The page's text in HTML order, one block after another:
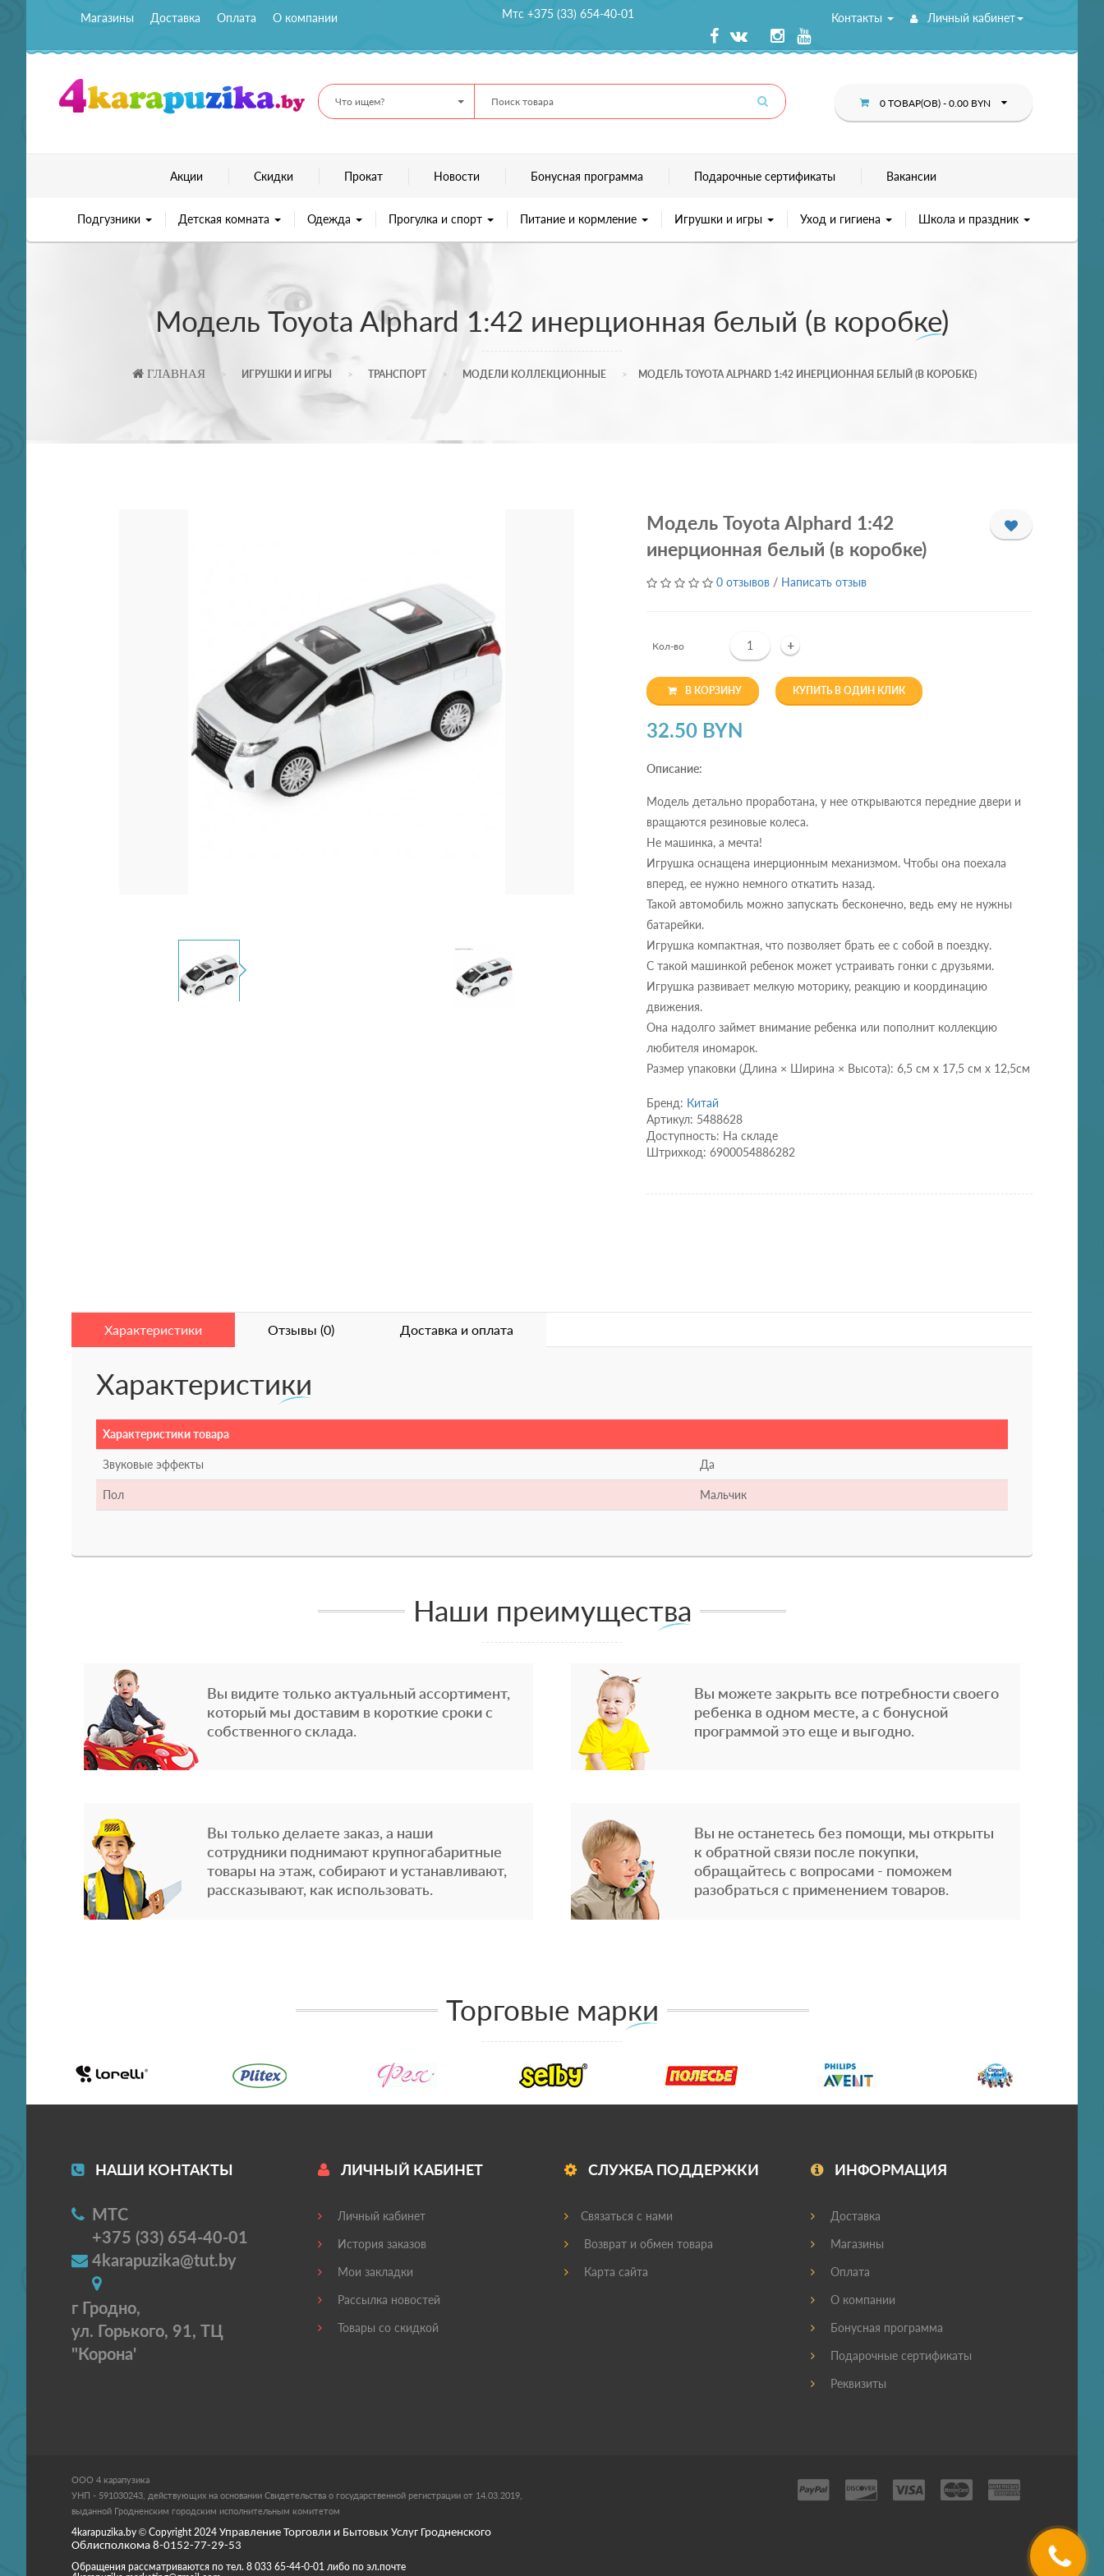
Магазины Доставка Оплата О компании Мтс +375 (33) 654-40-01 Контакты Личный кабинет
Что ищем? 0 ТОВАР(ОВ) - 0.00 BYN
Акции Скидки Прокат Новости Бонусная программа Подарочные сертификаты Вакансии
Подгузники Детская комната Одежда Прогулка и спорт Питание и кормление Игрушки и игры Уход и гигиена Школа и праздник
Модель Toyota Alphard 1:42 инерционная белый (в коробке)
ГЛАВНАЯ ИГРУШКИ И ИГРЫ ТРАНСПОРТ МОДЕЛИ КОЛЛЕКЦИОННЫЕ МОДЕЛЬ TOYOTA ALPHARD 1:42 ИНЕРЦИОННАЯ БЕЛЫЙ (В КОРОБКЕ)
Модель Toyota Alphard 1:42
инерционная белый (в коробке)
0 отзывов / Написать отзыв
Кол-во +
В КОРЗИНУ КУПИТЬ В ОДИН КЛИК
32.50 BYN
Описание:
Модель детально проработана, у нее открываются передние двери и
вращаются резиновые колеса.
Не машинка, а мечта!
Игрушка оснащена инерционным механизмом. Чтобы она поехала
вперед, ее нужно немного откатить назад.
Такой автомобиль можно запускать бесконечно, ведь ему не нужны
батарейки.
Игрушка компактная, что позволяет брать ее с собой в поездку.
С такой машинкой ребенок может устраивать гонки с друзьями.
Игрушка развивает мелкую моторику, реакцию и координацию
движения.
Она надолго займет внимание ребенка или пополнит коллекцию
любителя иномарок.
Размер упаковки (Длина × Ширина × Высота): 6,5 см х 17,5 см х 12,5см
Бренд: Китай
Артикул: 5488628
Доступность: На складе
Штрихкод: 6900054886282
Характеристики Отзывы (0) Доставка и оплата
Характеристики
Характеристики товара
Звуковые эффекты Да
Пол Мальчик
Наши преимущества
Вы видите только актуальный ассортимент,
который мы доставим в короткие сроки с
собственного склада.
Вы можете закрыть все потребности своего
ребенка в одном месте, а с бонусной
программой это еще и выгодно.
Вы только делаете заказ, а наши
сотрудники поднимают крупногабаритные
товары на этаж, собирают и устанавливают,
рассказывают, как использовать.
Вы не останетесь без помощи, мы открыты
к обратной связи после покупки,
обращайтесь с вопросами - поможем
разобраться с применением товаров.
Торговые марки
НАШИ КОНТАКТЫ
МТС
+375 (33) 654-40-01
4karapuzika@tut.by
г Гродно,
ул. Горького, 91, ТЦ
"Корона'
ЛИЧНЫЙ КАБИНЕТ
Личный кабинет
История заказов
Мои закладки
Рассылка новостей
Товары со скидкой
СЛУЖБА ПОДДЕРЖКИ
Связаться с нами
Возврат и обмен товара
Карта сайта
ИНФОРМАЦИЯ
Доставка
Магазины
Оплата
О компании
Бонусная программа
Подарочные сертификаты
Реквизиты
ООО 4 карапузика
УНП - 591030243, действующих на основании Свидетельства о государственной регистрации от 14.03.2019,
выданной Гродненским городским исполнительным комитетом
4karapuzika.by © Copyright 2024 Управление Торговли и Бытовых Услуг Гродненского
Облисполкома 8-0152-77-29-53
Обращения рассматриваются по тел. 8 033 65-44-0-01 либо по эл.почте